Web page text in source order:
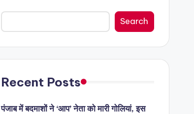
Search
Recent Posts
पंजाब में बदमाशों ने ‘आप’ नेता को मारी गोलियां, इस